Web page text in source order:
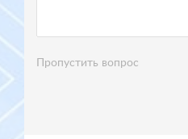
Пропустить вопрос